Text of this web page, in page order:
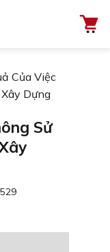
Của Việc
Dựng
Sử